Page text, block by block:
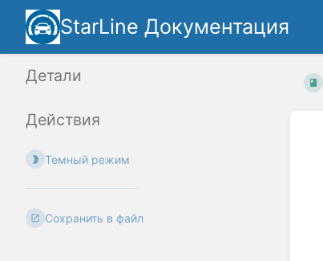
StarLine Документация
Детали
Действия
Темный режим
Сохранить в файл